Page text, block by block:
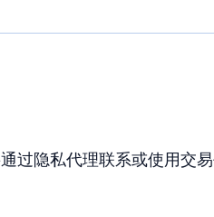
通过隐私代理联系或使用交